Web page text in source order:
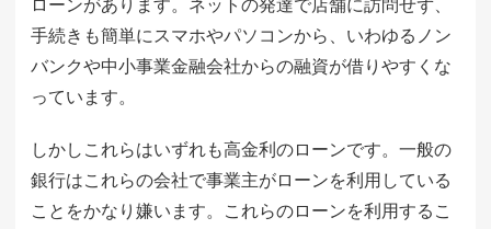
ローンがあります。ネットの発達で店舗に訪問せず、
手続きも簡単にスマホやパソコンから、いわゆるノン
バンクや中小事業金融会社からの融資が借りやすくな
っています。
しかしこれらはいずれも高金利のローンです。一般の
銀行はこれらの会社で事業主がローンを利用している
ことをかなり嫌います。これらのローンを利用するこ